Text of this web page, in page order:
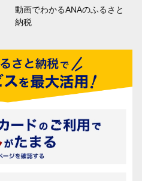
動画でわかるANAのふるさと
納税